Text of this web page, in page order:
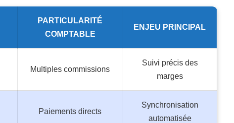
PARTICULARITÉ
COMPTABLE
ENJEU PRINCIPAL
Multiples commissions
Suivi précis des
marges
Paiements directs
Synchronisation
automatisée